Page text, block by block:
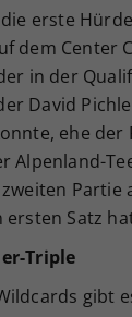
erste
dem Center
in der
David
ehe
Alpenland-
Partie
ersten Satz
Triple
gibt